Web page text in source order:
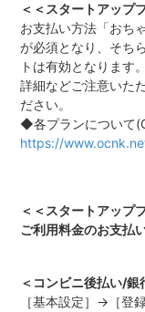
＜＜スタートアップ
お支払い方法「おち
が必須となり、そち
トは有効となります。
詳細などご注意いた
ださい。
◆各プランについて
https://
＜＜スタートアップ
ご利用料金のお支払
＜コンビニ後払い/銀
［基本設定］→［登